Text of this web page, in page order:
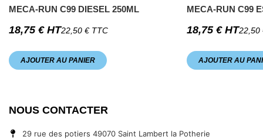
MECA-RUN C99 DIESEL 250ML
18,75 €HT22,50 €TTC
AJOUTER AU PANIER
MECA-RUN C99
18,75 €HT22,50
AJOUTER AU
NOUS CONTACTER
29 rue des potiers 49070 Saint Lambert la Potherie